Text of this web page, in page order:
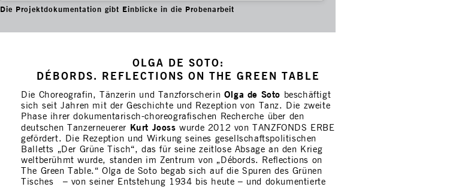
Die Projektdokumentation gibt Einblicke in die Probenarbeit
OLGA DE SOTO:
DÉBORDS. REFLECTIONS ON THE GREEN TABLE
Die Choreografin, Tänzerin und Tanzforscherin Olga de Soto beschäftigt
sich seit Jahren mit der Geschichte und Rezeption von Tanz. Die zweite
Phase ihrer dokumentarisch-choreografischen Recherche über den
deutschen Tanzerneuerer Kurt Jooss wurde 2012 von TANZFONDS ERBE
gefördert. Die Rezeption und Wirkung seines gesellschaftspolitischen
Balletts „Der Grüne Tisch“, das für seine zeitlose Absage an den Krieg
weltberühmt wurde, standen im Zentrum von „Débords. Reflections on
The Green Table.“ Olga de Soto begab sich auf die Spuren des Grünen
Tisches – von seiner Entstehung 1934 bis heute – und dokumentierte